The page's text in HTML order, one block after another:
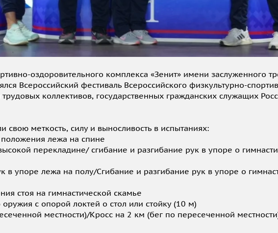
оздоровительного комплекса «Зенит» имени заслуженного
Всероссийский фестиваль Всероссийского физкультурно-
коллективов, государственных гражданских служащих
меткость, силу и выносливость в испытаниях:
лежа на спине
перекладине/ сгибание и разгибание рук в упоре о
упоре лежа на полу/Сгибание и разгибание рук в упоре о
стоя на гимнастической скамье
с опорой локтей о стол или стойку (10 м)
местности)/Кросс на 2 км (бег по пересеченной